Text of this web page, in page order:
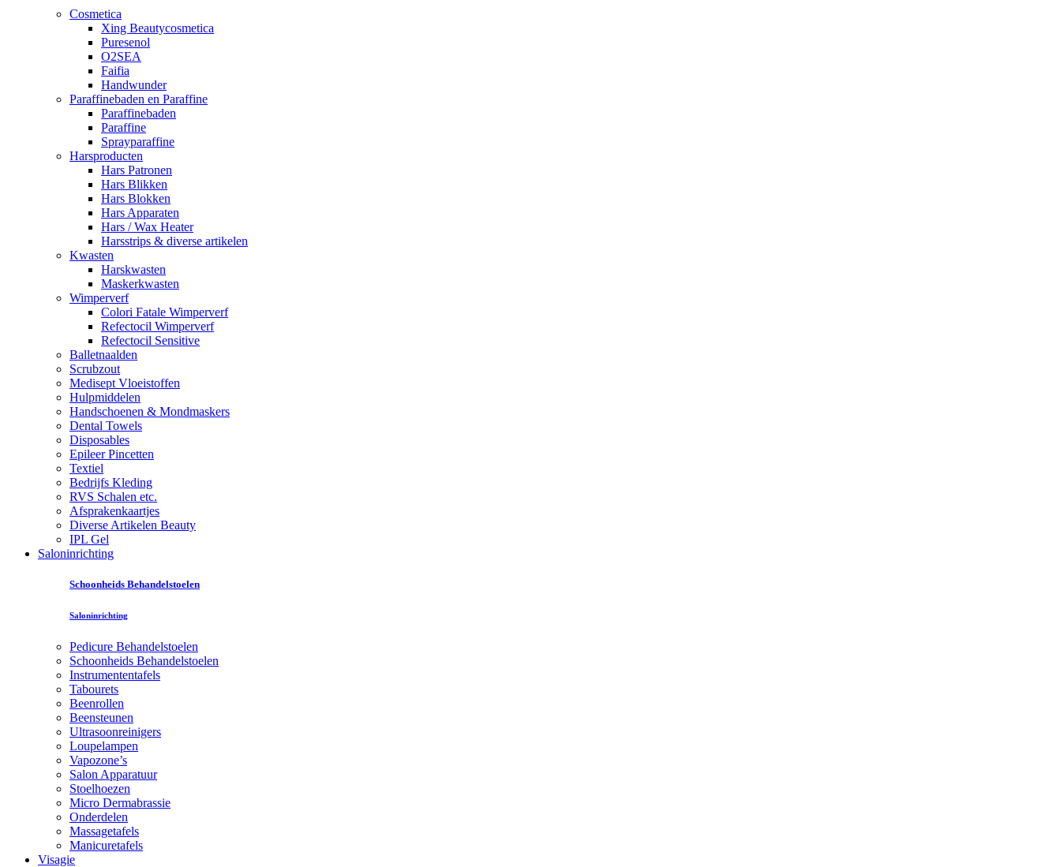
Cosmetica
Xing Beautycosmetica
Puresenol
O2SEA
Faifia
Handwunder
Paraffinebaden en Paraffine
Paraffinebaden
Paraffine
Sprayparaffine
Harsproducten
Hars Patronen
Hars Blikken
Hars Blokken
Hars Apparaten
Hars / Wax Heater
Harsstrips & diverse artikelen
Kwasten
Harskwasten
Maskerkwasten
Wimperverf
Colori Fatale Wimperverf
Refectocil Wimperverf
Refectocil Sensitive
Balletnaalden
Scrubzout
Medisept Vloeistoffen
Hulpmiddelen
Handschoenen & Mondmaskers
Dental Towels
Disposables
Epileer Pincetten
Textiel
Bedrijfs Kleding
RVS Schalen etc.
Afsprakenkaartjes
Diverse Artikelen Beauty
IPL Gel
Saloninrichting
Schoonheids Behandelstoelen
Saloninrichting
Pedicure Behandelstoelen
Schoonheids Behandelstoelen
Instrumententafels
Tabourets
Beenrollen
Beensteunen
Ultrasoonreinigers
Loupelampen
Vapozone’s
Salon Apparatuur
Stoelhoezen
Micro Dermabrassie
Onderdelen
Massagetafels
Manicuretafels
Visagie